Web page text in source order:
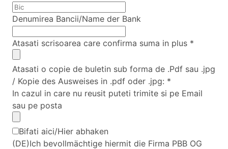
Denumirea Bancii/Name der Bank
Atasati scrisoarea care confirma suma in plus *
Atasati o copie de buletin sub forma de .Pdf sau .jpg
/ Kopie des Ausweises in .pdf oder .jpg: *
In cazul in care nu reusit puteti trimite si pe Email
sau pe posta
Bifati aici/Hier abhaken
(DE)Ich bevollmächtige hiermit die Firma PBB OG